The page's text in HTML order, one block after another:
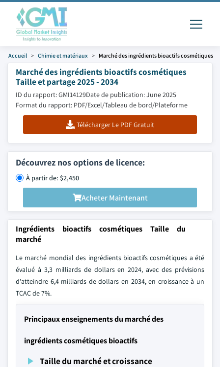
Accueil Chimie et matériaux Marché des ingrédients bioactifs cosmétiques
Marché des ingrédients bioactifs cosmétiques
Taille et partage 2025 - 2034
ID du rapport: GMI14129Date de publication: June 2025
Format du rapport: PDF/Excel/Tableau de bord/Plateforme
Télécharger Le PDF Gratuit
Découvrez nos options de licence:
À partir de: $2,450
Acheter Maintenant
Ingrédients bioactifs cosmétiques Taille du
marché
Le marché mondial des ingrédients bioactifs cosmétiques a été
évalué à 3,3 milliards de dollars en 2024, avec des prévisions
d'atteindre 6,4 milliards de dollars en 2034, en croissance à un
TCAC de 7%.
Principaux enseignements du marché des
ingrédients cosmétiques bioactifs
Taille du marché et croissance